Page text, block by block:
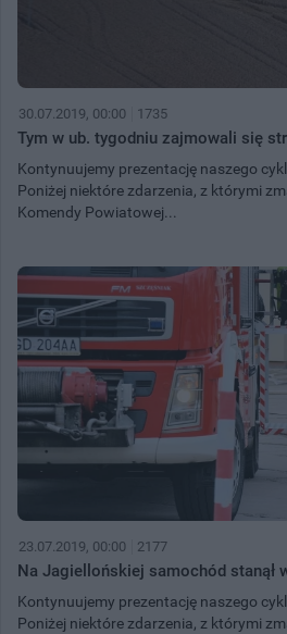
30.07.2019, 00:00 1735
Tym w ub. tygodniu zajmowali się
Kontynuujemy prezentację naszego
Poniżej niektóre zdarzenia, z którymi
Komendy Powiatowej...
23.07.2019, 00:00 2177
Na Jagiellońskiej samochód stanął
Kontynuujemy prezentację naszego
Poniżej niektóre zdarzenia, z którymi